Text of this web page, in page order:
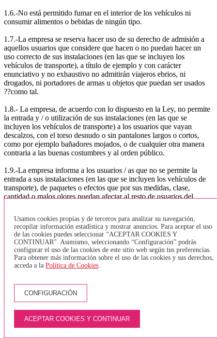
1.6.-No está permitido fumar en el interior de los vehículos ni
consumir alimentos o bebidas de ningún tipo.
1.7.-La empresa se reserva hacer uso de su derecho de admisión a
aquellos usuarios que considere que hacen o no puedan hacer un
uso correcto de sus instalaciones (en las que se incluyen los
vehículos de transporte), a título de ejemplo y con carácter
enunciativo y no exhaustivo no admitirán viajeros ebrios, ni
drogados, ni portadores de armas u objetos que puedan ser usados
??como tal.
1.8.- La empresa, de acuerdo con lo dispuesto en la Ley, no permite
la entrada y / o utilización de sus instalaciones (en las que se
incluyen los vehículos de transporte) a los usuarios que vayan
descalzos, con el torso desnudo o sin pantalones largos o cortos,
como por ejemplo bañadores mojados, o de cualquier otra manera
contraria a las buenas costumbres y al orden público.
1.9.-La empresa informa a los usuarios / as que no se permite la
entrada a sus instalaciones (en las que se incluyen los vehículos de
transporte), de paquetes o efectos que por sus medidas, clase,
cantidad o malos olores puedan afectar al resto de usuarios del
1.10.-La empresa no permite la entrada de animales dentro de los
vehículos, a excepción de los perros guía para invidentes. Sólo se
permitirá la entrada de animales, dentro de la bodega del vehículo y
mediante el uso de transportines homologados.
De acuerdo con la Orden TES / 376/2014, que hace referencia a la
normativa sobre el transporte de bicicletas. y según lo regular el
artículo 8, la normativa a seguir por la empresa TEISA será:
TRANSPORTE URBANO GIRONA, BANYOLES, LÍNEA
DEL TAV o VEHÍCULOS SIN BODEGA - Sólo se aceptarán
bicicletas plegables y que estén juntas. No está permitido entrar
Usamos cookies propias y de terceros para analizar su navegación,
recopilar información estadística y mostrar anuncios. Para aceptar el uso
de las cookies puedes seleccionar “ACEPTAR COOKIES Y
CONTINUAR”. Asimismo, seleccionando “Configuración” podrás
configurar el uso de las cookies de este sitio web según tus preferencias.
Para obtener más información sobre el uso de las cookies y sus derechos,
acceda a la Política de Cookies.
CONFIGURACIÓN
ACEPTAR COOKIES Y CONTINUAR